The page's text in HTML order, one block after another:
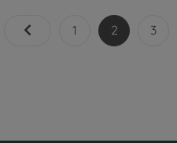
1 2 3